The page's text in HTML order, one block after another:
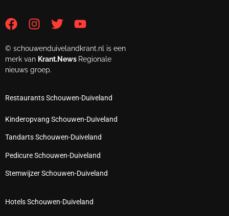
© schouwenduivelandkrant.nl is een
merk van Krant.News Regionale
nieuws groep.
Restaurants Schouwen-Duiveland
Kinderopvang Schouwen-Duiveland
Tandarts Schouwen-Duiveland
Pedicure Schouwen-Duiveland
Stemwijzer Schouwen-Duiveland
Hotels Schouwen-Duiveland